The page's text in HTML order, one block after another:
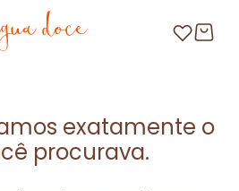
exatamente o
procurava.